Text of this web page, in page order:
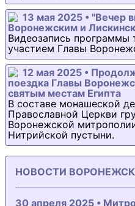
13 мая 2025 • "Вечер
Воронежским и
Видеозапись программы
участием Главы
12 мая 2025 •
поездка Главы
святым местам Египта
В составе монашеской
Православной Церкви
Воронежской
Нитрийской пустыни.
НОВОСТИ
30 апреля 2025 •